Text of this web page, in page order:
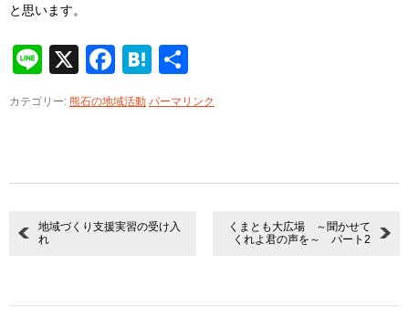
と思います。
Line
X Facebook
Hatena
有
カテゴリー: 熊石の地域活動 パーマリンク
地域づくり支援実習の受け入
れ
くまとも大広場 ～聞かせて
くれよ君の声を～ パート2